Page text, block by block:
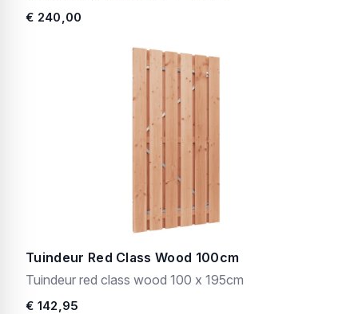
€ 240,00
Tuindeur Red Class Wood 100cm
Tuindeur red class wood 100 x 195cm
€ 142,95